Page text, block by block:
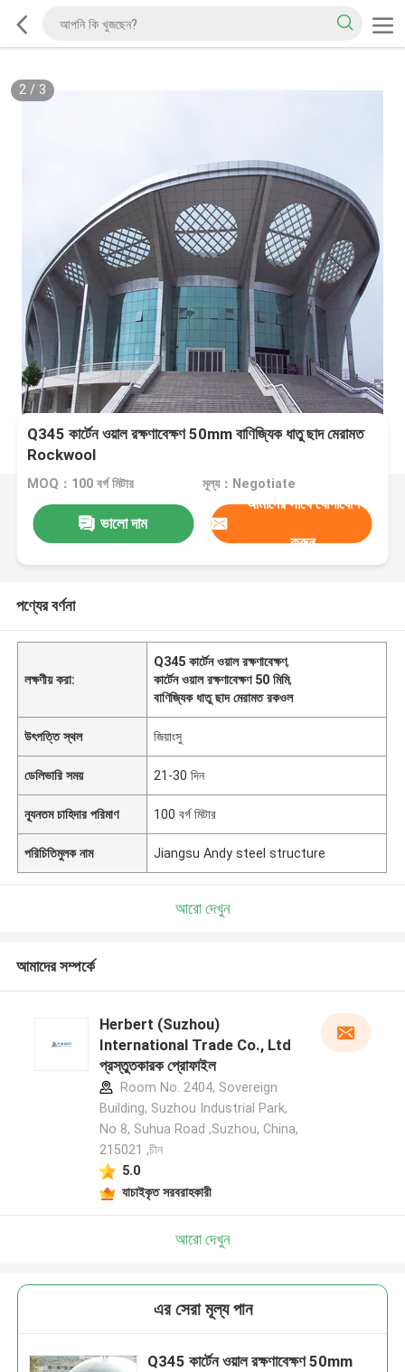
2/ 3
Q345 কার্টেন ওয়াল রক্ষণাবেক্ষণ 50mm বাণিজ্যিক ধাতু ছাদ মেরামত
Rockwool
MOQ：100 বর্গ মিটার মূল্য：Negotiate
ভালো দাম
আমাদের সাথে যোগাযোগ
করুন
পণ্যের বর্ণনা
লক্ষণীয় করা:
Q345 কার্টেন ওয়াল রক্ষণাবেক্ষণ,
কার্টেন ওয়াল রক্ষণাবেক্ষণ 50 মিমি,
বাণিজ্যিক ধাতু ছাদ মেরামত রকওল
উৎপত্তি স্থল জিয়াংসু
ডেলিভারি সময় 21-30 দিন
ন্যূনতম চাহিদার পরিমাণ 100 বর্গ মিটার
পরিচিতিমুলক নাম Jiangsu Andy steel structure
আরো দেখুন
আমাদের সম্পর্কে
Herbert (Suzhou)
International Trade Co., Ltd
প্রস্তুতকারক প্রোফাইল
Room No. 2404, Sovereign
Building, Suzhou Industrial Park,
No 8, Suhua Road ,Suzhou, China,
215021 ,চীন
5.0
যাচাইকৃত সরবরাহকারী
আরো দেখুন
এর সেরা মূল্য পান
Q345 কার্টেন ওয়াল রক্ষণাবেক্ষণ 50mm